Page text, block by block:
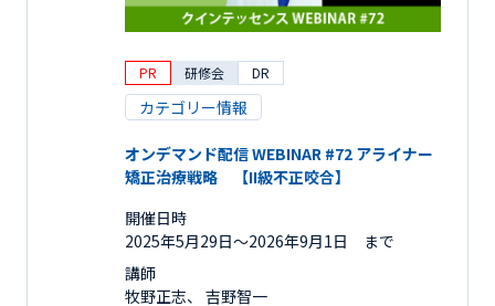
PR 研修会 DR
カテゴリー情報
オンデマンド配信 WEBINAR #72 アライナー
矯正治療戦略 【II級不正咬合】
開催日時
2025年5月29日〜2026年9月1日 まで
講師
牧野正志、 吉野智一